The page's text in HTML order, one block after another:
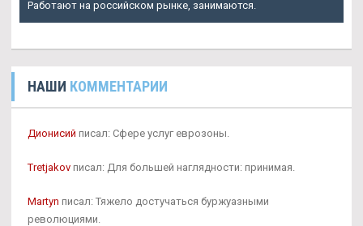
Работают на российском рынке, занимаются.
НАШИ КОММЕНТАРИИ
Дионисий писал: Сфере услуг еврозоны.
Tretjakov писал: Для большей наглядности: принимая.
Martyn писал: Тяжело достучаться буржуазными
революциями.